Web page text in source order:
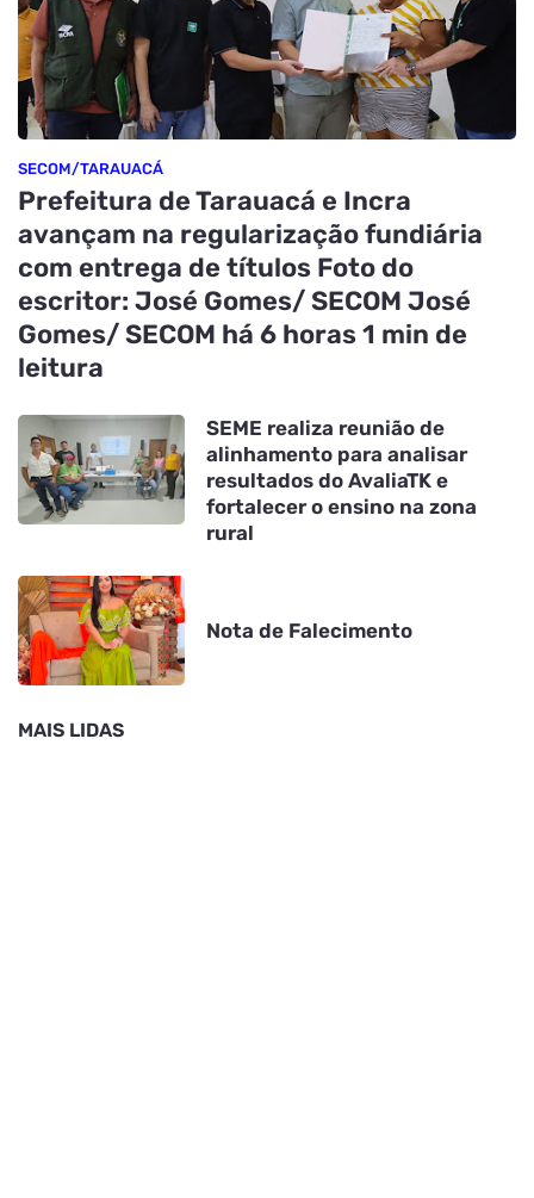
SECOM/TARAUACÁ
Prefeitura de Tarauacá e Incra
avançam na regularização fundiária
com entrega de títulos Foto do
escritor: José Gomes/ SECOM José
Gomes/ SECOM há 6 horas 1 min de
leitura
SEME realiza reunião de
alinhamento para analisar
resultados do AvaliaTK e
fortalecer o ensino na zona
rural
Nota de Falecimento
MAIS LIDAS